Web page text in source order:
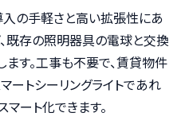
入の手軽さと高い拡張性にあ
既存の照明器具の電球と交換
す。工事も不要で、賃貸物件
ートシーリングライトであれ
ート化できます。